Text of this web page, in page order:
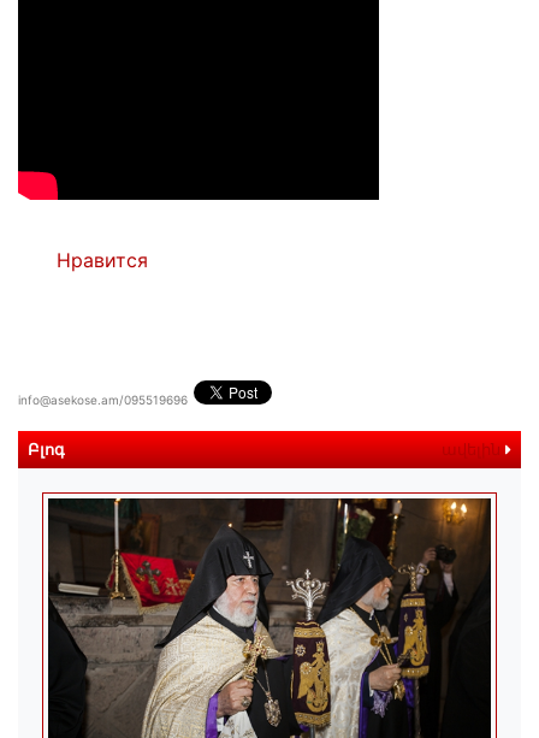
Нравится
info@asekose.am/095519696
Բլոգ ավելին